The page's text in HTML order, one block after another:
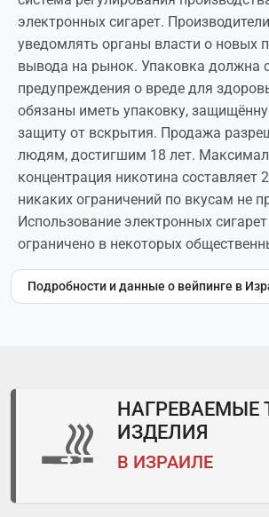
электронных сигарет.
уведомлять органы власти о новых
вывода на рынок. Упаковка должна
предупреждения о вреде для
обязаны иметь упаковку,
защиту от вскрытия. Продажа
людям, достигшим 18 лет.
концентрация никотина составляет
никаких ограничений по вкусам не
Использование электронных
ограничено в некоторых
Подробности и данные о вейпинге в
НАГРЕВАЕМЫЕ
ИЗДЕЛИЯ
В ИЗРАИЛЕ